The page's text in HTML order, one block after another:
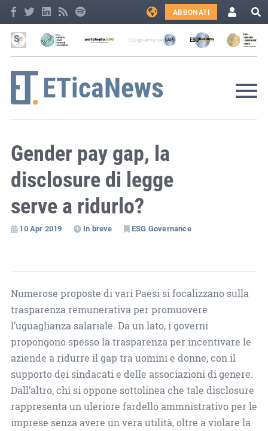
ABBONATI
Gender pay gap, la
disclosure di legge
serve a ridurlo?
10 Apr 2019 In breve ESG Governance
Numerose proposte di vari Paesi si focalizzano sulla
trasparenza remunerativa per promuovere
l’uguaglianza salariale. Da un lato, i governi
propongono spesso la trasparenza per incentivare le
aziende a ridurre il gap tra uomini e donne, con il
supporto dei sindacati e delle associazioni di genere.
Dall’altro, chi si oppone sottolinea che tale disclosure
rappresenta un uleriore fardello ammnistrativo per le
imprese senza avere un vera utilità, oltre a violare la